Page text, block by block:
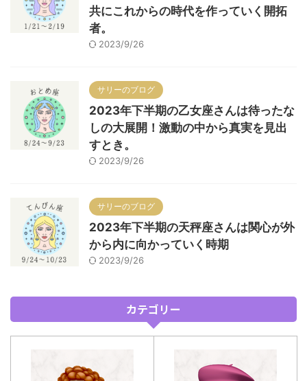
共にこれからの時代を作っていく開拓
者。
2023/9/26
サリーのブログ
2023年下半期の乙女座さんは待ったな
しの大展開！激動の中から真実を見出
すとき。
2023/9/26
サリーのブログ
2023年下半期の天秤座さんは関心が外
から内に向かっていく時期
2023/9/26
カテゴリー